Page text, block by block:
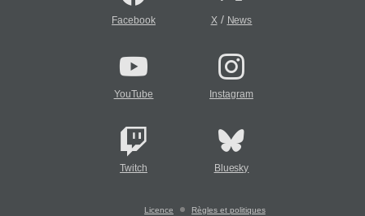
Facebook X/ News
YouTube Instagram
Twitch Bluesky
Licence Règles et politiques